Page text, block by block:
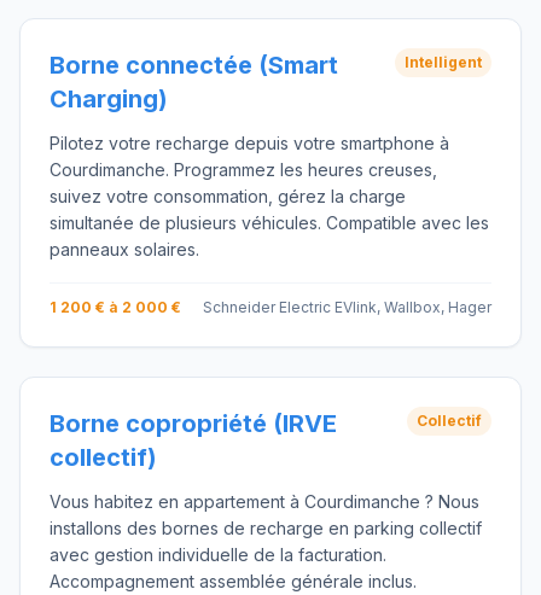
Borne connectée (Smart
Charging)
Intelligent
Pilotez votre recharge depuis votre smartphone à
Courdimanche. Programmez les heures creuses,
suivez votre consommation, gérez la charge
simultanée de plusieurs véhicules. Compatible avec les
panneaux solaires.
1 200 € à 2 000 € Schneider Electric EVlink, Wallbox, Hager
Borne copropriété (IRVE
collectif)
Collectif
Vous habitez en appartement à Courdimanche ? Nous
installons des bornes de recharge en parking collectif
avec gestion individuelle de la facturation.
Accompagnement assemblée générale inclus.